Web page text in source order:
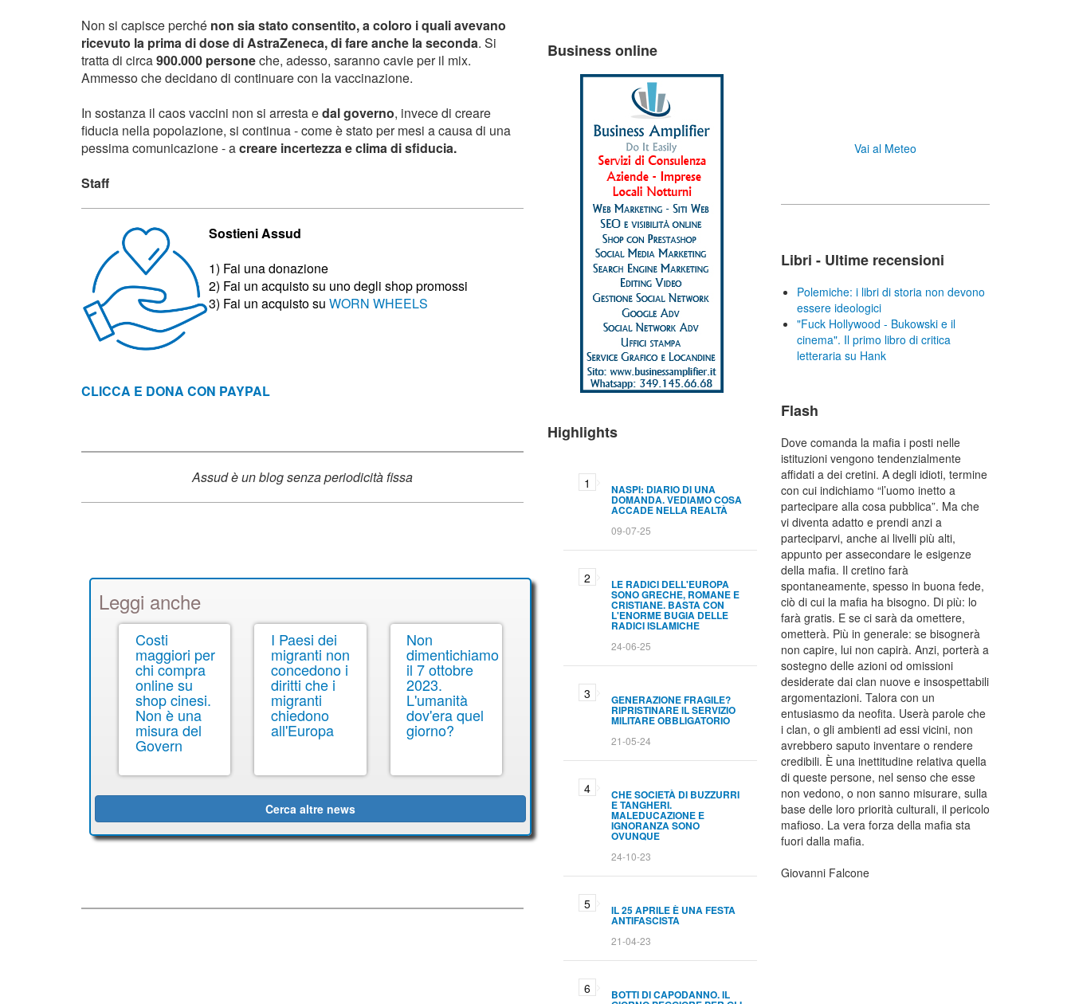
Non si capisce perché non sia stato consentito, a coloro i quali avevano
ricevuto la prima di dose di AstraZeneca, di fare anche la seconda. Si
tratta di circa900.000 personeche, adesso, saranno cavie per il mix.
Ammesso che decidano di continuare con la vaccinazione.
In sostanza il caos vaccini non si arresta edal governo, invece di creare
fiducia nella popolazione, si continua - come è stato per mesi a causa di una
pessima comunicazione - acreare incertezza e clima di sfiducia.
Staff
Sostieni Assud
1) Fai una donazione
2) Fai un acquisto su uno degli shop promossi
3) Fai un acquisto su WORN WHEELS
CLICCA E DONA CON PAYPAL
Assud è un blog senza periodicità fissa
Leggi anche
Costi
maggiori per
chi compra
online su
shop cinesi.
Non è una
misura del
Govern
I Paesi dei
migranti non
concedono i
diritti che i
migranti
chiedono
all'Europa
Non
dimentichiamo
il 7 ottobre
2023.
L'umanità
dov'era quel
giorno?
Cerca altre news
Business online
Highlights
NASPI: DIARIO DI UNA
DOMANDA. VEDIAMO COSA
ACCADE NELLA REALTÀ
09-07-25
LE RADICI DELL'EUROPA
SONO GRECHE, ROMANE E
CRISTIANE. BASTA CON
L'ENORME BUGIA DELLE
RADICI ISLAMICHE
24-06-25
GENERAZIONE FRAGILE?
RIPRISTINARE IL SERVIZIO
MILITARE OBBLIGATORIO
21-05-24
CHE SOCIETÀ DI BUZZURRI
E TANGHERI.
MALEDUCAZIONE E
IGNORANZA SONO
OVUNQUE
24-10-23
IL 25 APRILE È UNA FESTA
ANTIFASCISTA
21-04-23
BOTTI DI CAPODANNO. IL
Vai al Meteo
Libri - Ultime recensioni
Polemiche: i libri di storia non devono
essere ideologici
"Fuck Hollywood - Bukowski e il
cinema". Il primo libro di critica
letteraria su Hank
Flash
Dove comanda la mafia i posti nelle
istituzioni vengono tendenzialmente
affidati a dei cretini. A degli idioti, termine
con cui indichiamo “l’uomo inetto a
partecipare alla cosa pubblica”. Ma che
vi diventa adatto e prendi anzi a
parteciparvi, anche ai livelli più alti,
appunto per assecondare le esigenze
della mafia. Il cretino farà
spontaneamente, spesso in buona fede,
ciò di cui la mafia ha bisogno. Di più: lo
farà gratis. E se ci sarà da omettere,
ometterà. Più in generale: se bisognerà
non capire, lui non capirà. Anzi, porterà a
sostegno delle azioni od omissioni
desiderate dai clan nuove e insospettabili
argomentazioni. Talora con un
entusiasmo da neofita. Userà parole che
i clan, o gli ambienti ad essi vicini, non
avrebbero saputo inventare o rendere
credibili. È una inettitudine relativa quella
di queste persone, nel senso che esse
non vedono, o non sanno misurare, sulla
base delle loro priorità culturali, il pericolo
mafioso. La vera forza della mafia sta
fuori dalla mafia.
Giovanni Falcone